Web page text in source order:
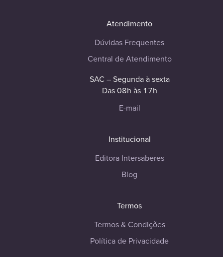
Atendimento
Dúvidas Frequentes
Central de Atendimento
SAC – Segunda à sexta
Das 08h às 17h
E-mail
Institucional
Editora Intersaberes
Blog
Termos
Termos & Condições
Política de Privacidade